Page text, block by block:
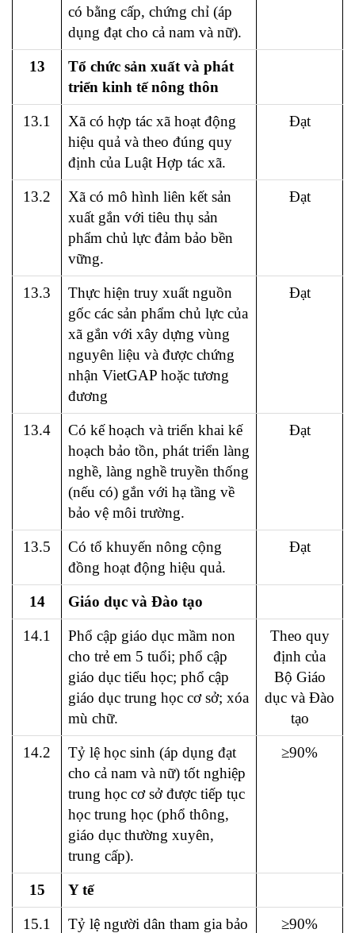
có bằng cấp, chứng chỉ (áp
dụng đạt cho cả nam và nữ).
13
Tổ chức sản xuất và phát
triển kinh tế nông thôn
13.1
Xã có hợp tác xã hoạt động
hiệu quả và theo đúng quy
định của Luật Hợp tác xã.
Đạt
13.2
Xã có mô hình liên kết sản
xuất gắn với tiêu thụ sản
phẩm chủ lực đảm bảo bền
vững.
Đạt
13.3
Thực hiện truy xuất nguồn
gốc các sản phẩm chủ lực của
xã gắn với xây dựng vùng
nguyên liệu và được chứng
nhận VietGAP hoặc tương
đương
Đạt
13.4
Có kế hoạch và triển khai kế
hoạch bảo tồn, phát triển làng
nghề, làng nghề truyền thống
(nếu có) gắn với hạ tầng về
bảo vệ môi trường.
Đạt
13.5
Có tổ khuyến nông cộng
đồng hoạt động hiệu quả.
Đạt
14 Giáo dục và Đào tạo
14.1
Phổ cập giáo dục mầm non
cho trẻ em 5 tuổi; phổ cập
giáo dục tiểu học; phổ cập
giáo dục trung học cơ sở; xóa
mù chữ.
Theo quy
định của
Bộ Giáo
dục và Đào
tạo
14.2
Tỷ lệ học sinh (áp dụng đạt
cho cả nam và nữ) tốt nghiệp
trung học cơ sở được tiếp tục
học trung học (phổ thông,
giáo dục thường xuyên,
trung cấp).
≥90%
15 Y tế
15.1
Tỷ lệ người dân tham gia bảo
≥90%